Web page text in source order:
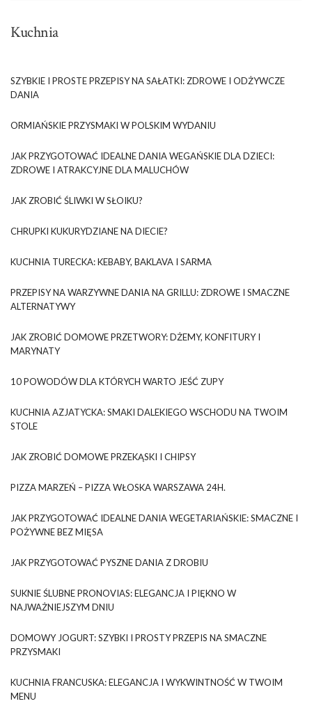
Kuchnia
SZYBKIE I PROSTE PRZEPISY NA SAŁATKI: ZDROWE I ODŻYWCZE
DANIA
ORMIAŃSKIE PRZYSMAKI W POLSKIM WYDANIU
JAK PRZYGOTOWAĆ IDEALNE DANIA WEGAŃSKIE DLA DZIECI:
ZDROWE I ATRAKCYJNE DLA MALUCHÓW
JAK ZROBIĆ ŚLIWKI W SŁOIKU?
CHRUPKI KUKURYDZIANE NA DIECIE?
KUCHNIA TURECKA: KEBABY, BAKLAVA I SARMA
PRZEPISY NA WARZYWNE DANIA NA GRILLU: ZDROWE I SMACZNE
ALTERNATYWY
JAK ZROBIĆ DOMOWE PRZETWORY: DŻEMY, KONFITURY I
MARYNATY
10 POWODÓW DLA KTÓRYCH WARTO JEŚĆ ZUPY
KUCHNIA AZJATYCKA: SMAKI DALEKIEGO WSCHODU NA TWOIM
STOLE
JAK ZROBIĆ DOMOWE PRZEKĄSKI I CHIPSY
PIZZA MARZEŃ – PIZZA WŁOSKA WARSZAWA 24H.
JAK PRZYGOTOWAĆ IDEALNE DANIA WEGETARIAŃSKIE: SMACZNE I
POŻYWNE BEZ MIĘSA
JAK PRZYGOTOWAĆ PYSZNE DANIA Z DROBIU
SUKNIE ŚLUBNE PRONOVIAS: ELEGANCJA I PIĘKNO W
NAJWAŻNIEJSZYM DNIU
DOMOWY JOGURT: SZYBKI I PROSTY PRZEPIS NA SMACZNE
PRZYSMAKI
KUCHNIA FRANCUSKA: ELEGANCJA I WYKWINTNOŚĆ W TWOIM
MENU